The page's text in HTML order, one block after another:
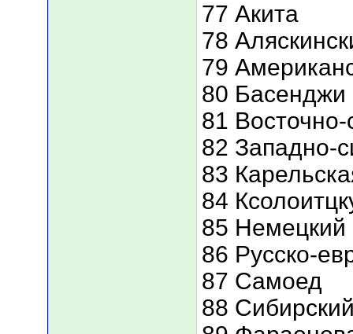
77 Акита
78
79
80 Басенджи
81
82 Западно-
83
84
85
86 Русско-
87 Самоед
88